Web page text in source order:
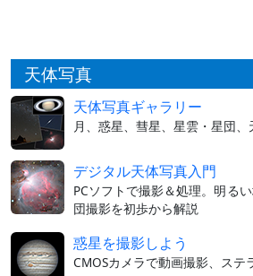
天体写真
天体写真ギャラリー
月、惑星、彗星、星雲・星団
デジタル天体写真入門
PCソフトで撮影＆処理。明る
団撮影を初歩から解説
惑星を撮影しよう
CMOSカメラで動画撮影、ステ